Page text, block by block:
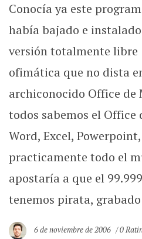
Conocía ya este
había bajado e
versión totalmente libre
ofimática que no dista
archiconocido Office de
todos sabemos el Office
Word, Excel,
practicamente todo el
apostaría a que el
tenemos pirata,
6 de noviembre de 2006
0